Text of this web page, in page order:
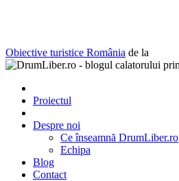
Obiective turistice România de la
Proiectul
Despre noi
Ce înseamnă DrumLiber.ro
Echipa
Blog
Contact